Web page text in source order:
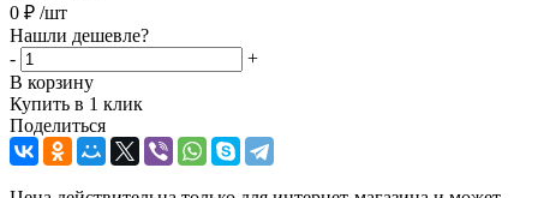
0 ₽ /шт
Нашли дешевле?
-
+
В корзину
Купить в 1 клик
Поделиться